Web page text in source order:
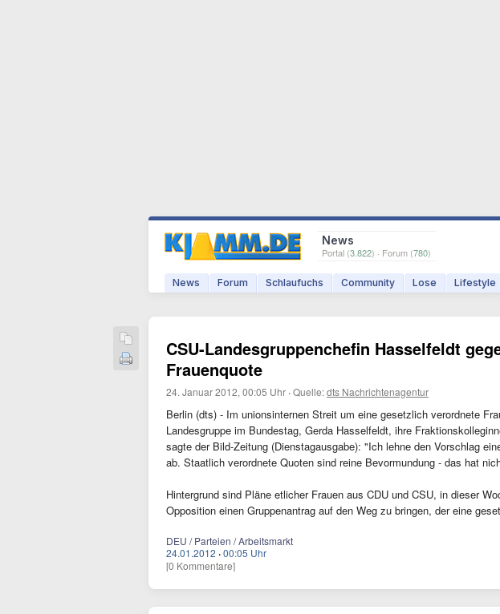
News
Portal (3.822) · Forum (780)
News Forum Schlaufuchs Community Lose Lifestyle
CSU-Landesgruppenchefin Hasselfeldt
Frauenquote
24. Januar 2012, 00:05 Uhr ·Quelle:dts Nachrichtenagentur
Berlin (dts) - Im unionsinternen Streit um eine gesetzlich verordnete
Landesgruppe im Bundestag, Gerda Hasselfeldt, ihre
sagte der Bild-Zeitung (Dienstagausgabe): "Ich lehne den Vorschlag
ab. Staatlich verordnete Quoten sind reine Bevormundung - das hat
Hintergrund sind Pläne etlicher Frauen aus CDU und CSU, in dieser
Opposition einen Gruppenantrag auf den Weg zu bringen, der eine
DEU / Parteien / Arbeitsmarkt
24.01.2012 ·00:05 Uhr
[0 Kommentare]